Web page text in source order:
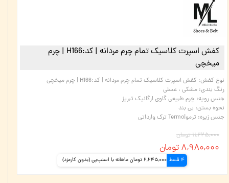
کفش اسپرت کلاسیک تمام چرم مردانه | کد:H166 | چرم
میخچی
نوع کفش: کفش اسپرت کلاسیک تمام چرم مردانه | کد:H166 | چرم میخچی
رنگ بندی: مشکی ، عسلی
جنس رویه: چرم طبیعی گاوی ارگانیک تبریز
نحوه بستن: بی بند
جنس زیره: ترمو|Termo ترک وارداتی
۱۱,۲۲۵,۰۰۰ تومان
۸,۹۸۰,۰۰۰ تومان
4 قسط 2,245,000 تومان ماهانه با اسنپ‌پی (بدون کارمزد)